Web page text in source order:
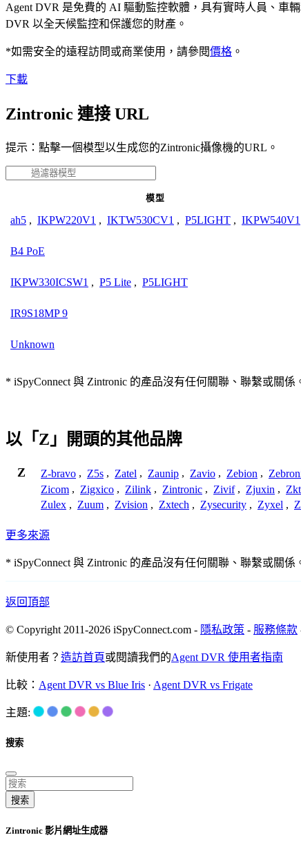
Agent DVR 是免費的 AI 驅動監控軟體，具有實時人員、車
DVR 以全天候監控和保護您的財產。
*如需安全的遠程訪問或商業使用，請參閱價格 。
下載
Zintronic 連接 URL
提示：點擊一個模型以生成您的Zintronic攝像機的URL。
模型
ah5 , IKPW220V1 , IKTW530CV1 , P5LIGHT , IKPW540V1
B4 PoE
IKPW330ICSW1 , P5 Lite , P5LIGHT
IR9S18MP 9
Unknown
* iSpyConnect 與 Zintronic 的產品沒有任何關聯、聯繫或關
以「Z」開頭的其他品牌
Z Z-bravo , Z5s , Zatel , Zaunip , Zavio , Zebion ,
Zicom , Zigxico , Zilink , Zintronic , Zivif , Zjuxin ,
Zulex , Zuum , Zvision , Zxtech , Zysecurity , Zyxel ,
更多來源
* iSpyConnect 與 Zintronic 的產品沒有任何關聯、聯繫或關
返回頂部
© Copyright 2011-2026 iSpyConnect.com - 隱私政策 - 服務條款
新使用者？ 造訪首頁或閱讀我們的Agent DVR 使用者指南
比較： Agent DVR vs Blue Iris · Agent DVR vs Frigate
主題:
搜索
搜索
Zintronic 影片網址生成器